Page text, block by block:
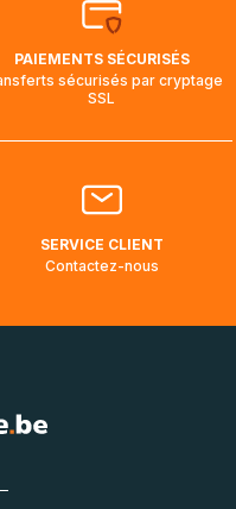
PAIEMENTS SÉCURISÉS
sécurisés par cryptage
SSL
SERVICE CLIENT
Contactez-nous